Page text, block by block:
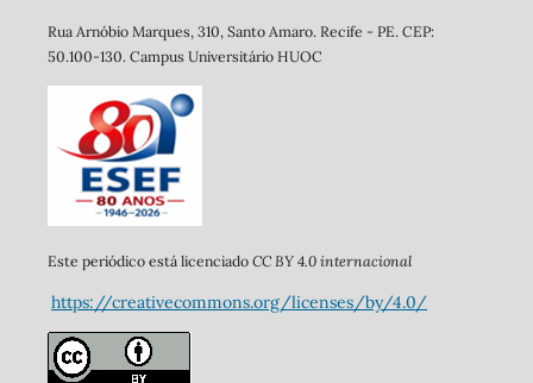
Rua Arnóbio Marques, 310, Santo Amaro. Recife - PE. CEP:
50.100-130. Campus Universitário HUOC
Este periódico está licenciado CC BY 4.0 internacional
https://creativecommons.org/licenses/by/4.0/